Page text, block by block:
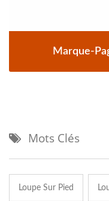
Marque-
Mots Clés
Loupe Sur Pied